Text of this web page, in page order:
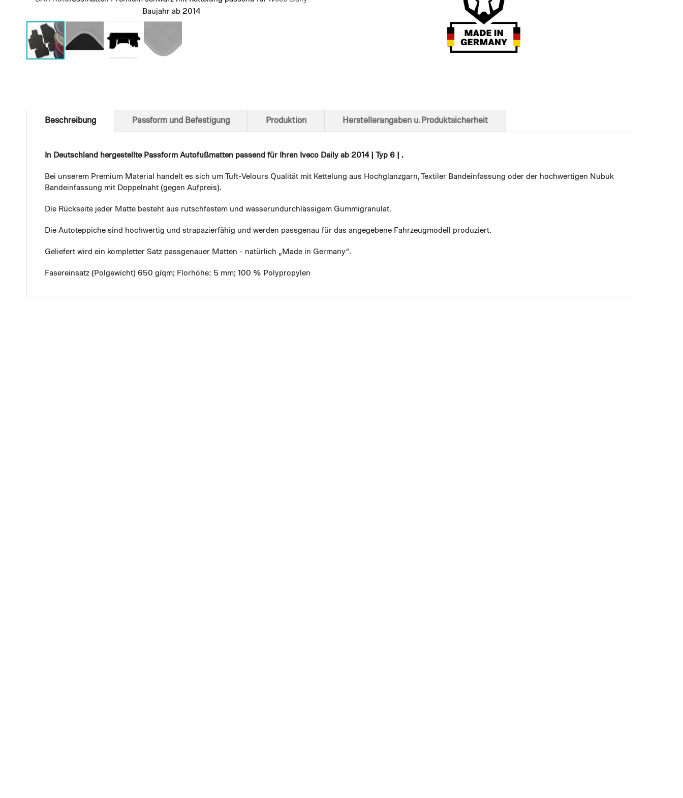
Baujahr ab 2014
Ansicht von unten
of
Beschreibung
In Deutschland hergestellte Passform Autofußmatten passend für Ihren Iveco Daily ab 2014 | Typ 6 | .
Bei unserem Premium Material handelt es sich um Tuft-Velours Qualität mit Kettelung aus Hochglanzgarn, Textiler Bandeinfassung oder der hochwertigen Nubuk
Bandeinfassung mit Doppelnaht (gegen Aufpreis).
Die Rückseite jeder Matte besteht aus rutschfestem und wasserundurchlässigem Gummigranulat.
Die Autoteppiche sind hochwertig und strapazierfähig und werden passgenau für das angegebene Fahrzeugmodell produziert.
Geliefert wird ein kompletter Satz passgenauer Matten - natürlich „Made in Germany“.
Fasereinsatz (Polgewicht) 650 g/qm; Florhöhe: 5 mm; 100 % Polypropylen
Passform und Befestigung Produktion Herstellerangaben u. Produktsicherheit